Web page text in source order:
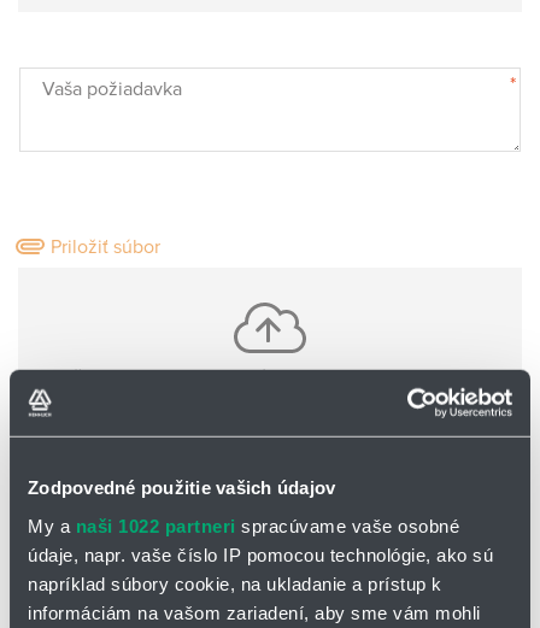
Zodpovedné použitie vašich údajov
My a naši 1022 partneri spracúvame vaše osobné
údaje, napr. vaše číslo IP pomocou technológie, ako sú
napríklad súbory cookie, na ukladanie a prístup k
informáciám na vašom zariadení, aby sme vám mohli
Vaša požiadavka *
Priložiť súbor
Vložte jeden alebo viac súborov pomocou CTRL+shift
Základné informácie o Vás:
Meno a priezvisko